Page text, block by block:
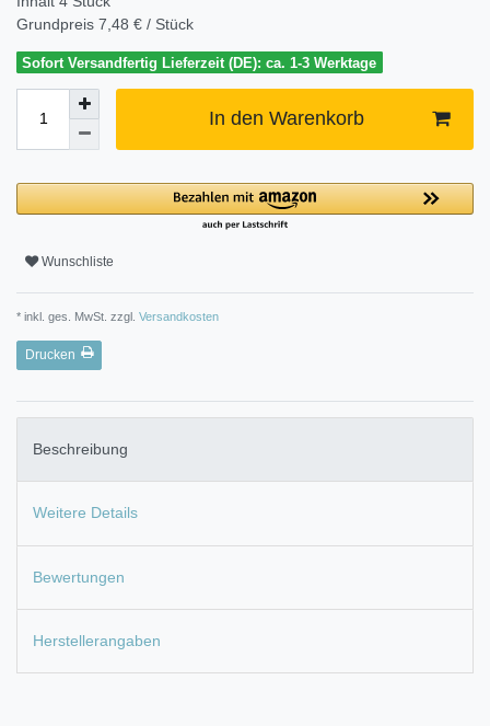
Grundpreis 7,48 € / Stück
Sofort Versandfertig Lieferzeit (DE): ca. 1-3 Werktage
In den Warenkorb
Wunschliste
* inkl. ges. MwSt. zzgl. Versandkosten
Drucken
Beschreibung
Weitere Details
Bewertungen
Herstellerangaben